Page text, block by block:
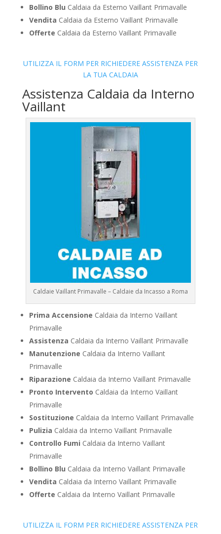
Bollino Blu Caldaia da Esterno Vaillant Primavalle
Vendita Caldaia da Esterno Vaillant Primavalle
Offerte Caldaia da Esterno Vaillant Primavalle
UTILIZZA IL FORM PER RICHIEDERE ASSISTENZA PER
LA TUA CALDAIA
Assistenza Caldaia da Interno
Vaillant
Caldaie Vaillant Primavalle – Caldaie da Incasso a Roma
Prima Accensione Caldaia da Interno Vaillant
Primavalle
Assistenza Caldaia da Interno Vaillant Primavalle
Manutenzione Caldaia da Interno Vaillant
Primavalle
Riparazione Caldaia da Interno Vaillant Primavalle
Pronto Intervento Caldaia da Interno Vaillant
Primavalle
Sostituzione Caldaia da Interno Vaillant Primavalle
Pulizia Caldaia da Interno Vaillant Primavalle
Controllo Fumi Caldaia da Interno Vaillant
Primavalle
Bollino Blu Caldaia da Interno Vaillant Primavalle
Vendita Caldaia da Interno Vaillant Primavalle
Offerte Caldaia da Interno Vaillant Primavalle
UTILIZZA IL FORM PER RICHIEDERE ASSISTENZA PER